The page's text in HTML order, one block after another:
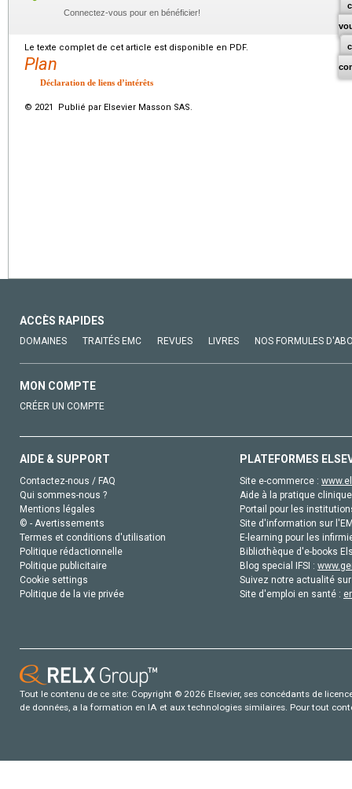
Connectez-vous pour en bénéficier!
Le texte complet de cet article est disponible en PDF.
Plan
Déclaration de liens d’intérêts
© 2021 Publié par Elsevier Masson SAS.
ACCÈS RAPIDES
DOMAINES TRAITÉS EMC REVUES LIVRES NOS FORMULES
MON COMPTE
CRÉER UN COMPTE
AIDE & SUPPORT
Contactez-nous / FAQ
Qui sommes-nous ?
Mentions légales
© - Avertissements
Termes et conditions d'utilisation
Politique rédactionnelle
Politique publicitaire
Cookie settings
Politique de la vie privée
PLATEFORMES
Site e-commerce :
Aide à la pratique
Portail pour les
Site d'information sur
E-learning pour les
Bibliothèque d'e-books
Blog special IFSI :
Suivez notre actualité
Site d'emploi en santé :
Tout le contenu de ce site: Copyright © 2026 Elsevier, ses concédants de
de données, a la formation en IA et aux technologies similaires. Pour tout